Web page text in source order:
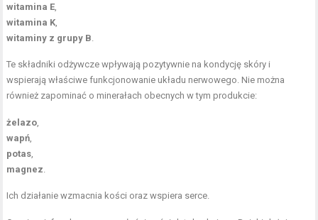
witamina E
witamina K
witaminy z grupy B
Te składniki odżywcze wpływają pozytywnie na kondycję skóry i
wspierają właściwe funkcjonowanie układu nerwowego. Nie można
również zapominać o minerałach obecnych w tym produkcie:
żelazo
wapń
potas
magnez
Ich działanie wzmacnia kości oraz wspiera serce.